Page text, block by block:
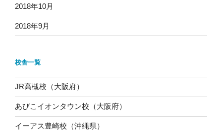
2018年10月
2018年9月
校舎一覧
JR高槻校（大阪府）
あびこイオンタウン校（大阪府）
イーアス豊崎校（沖縄県）